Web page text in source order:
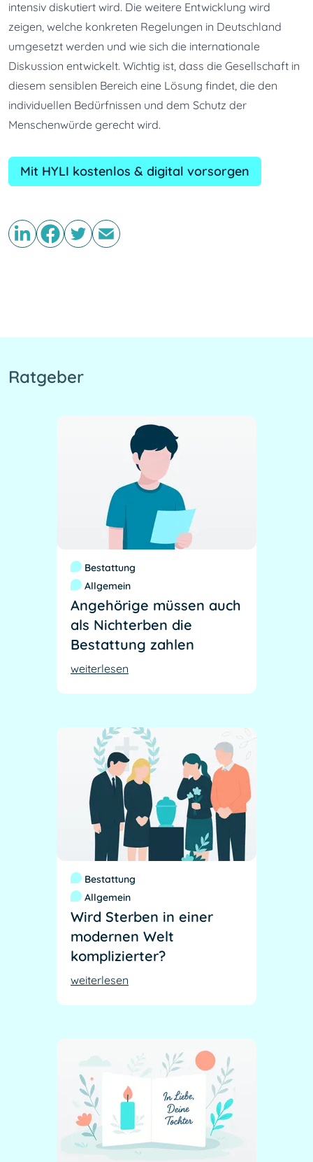
intensiv diskutiert wird. Die weitere Entwicklung wird
zeigen, welche konkreten Regelungen in Deutschland
umgesetzt werden und wie sich die internationale
Diskussion entwickelt. Wichtig ist, dass die Gesellschaft in
diesem sensiblen Bereich eine Lösung findet, die den
individuellen Bedürfnissen und dem Schutz der
Menschenwürde gerecht wird.
Mit HYLI kostenlos & digital vorsorgen
Ratgeber
Bestattung
Allgemein
Angehörige müssen auch
als Nichterben die
Bestattung zahlen
weiterlesen
Bestattung
Allgemein
Wird Sterben in einer
modernen Welt
komplizierter?
weiterlesen